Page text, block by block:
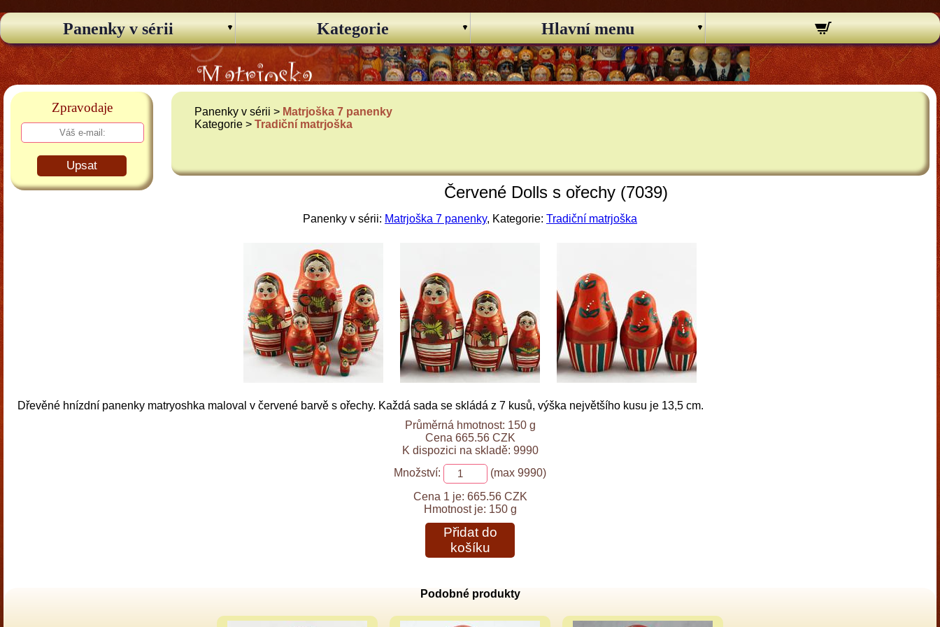
Panenky v sérii Kategorie Hlavní menu
Zpravodaje
Upsat
Panenky v sérii > Matrjoška 7 panenky
Kategorie >Tradiční matrjoška
Červené Dolls s ořechy (7039)
Panenky v sérii: Matrjoška 7 panenky, Kategorie: Tradiční matrjoška
Dřevěné hnízdní panenky matryoshka maloval v červené barvě s ořechy. Každá sada se skládá z 7 kusů, výška největšího kusu je 13,5 cm.
Průměrná hmotnost: 150 g
Cena 665.56 CZK
K dispozici na skladě: 9990
Množství:
(max 9990)
Cena 1 je: 665.56 CZK
Hmotnost je: 150 g
Přidat do
košíku
Podobné produkty